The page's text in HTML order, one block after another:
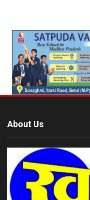
About Us